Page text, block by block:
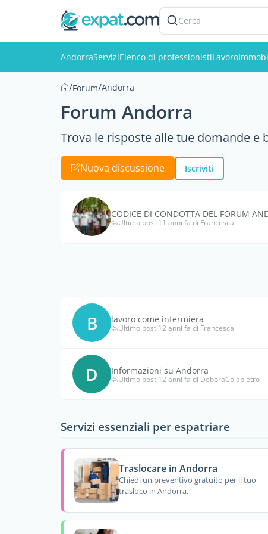
Cerca
AndorraServiziElenco di professionistiLavoro
/Forum/Andorra
Forum Andorra
Trova le risposte alle tue domande e
Nuova discussione Iscriviti
CODICE DI CONDOTTA DEL FORUM
Ultimo post 11 anni fa di Francesca
B lavoro come infermiera
Ultimo post 12 anni fa di Francesca
D Informazioni su Andorra
Ultimo post 12 anni fa di DeboraColapietro
Servizi essenziali per espatriare
Traslocare in Andorra
Chiedi un preventivo gratuito per il tuo
trasloco in Andorra.